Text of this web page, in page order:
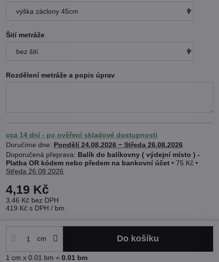
Šití metráže
Rozdělení metráže a popis úprav
cca 14 dní - po ověření skladové dostupnosti
Doručíme dne: Pondělí 24.08.2026 − Středa 26.08.2026
Balík do balíkovny ( výdejní místo ) -
Platba OR kódem nebo předem na bankovní účet • 75 Kč •
Středa 26.08.2026
4,19 Kč
3,46 Kč bez DPH
419 Kč s DPH / bm
cm Do košíku
1 cm x 0.01 bm = 0.01 bm